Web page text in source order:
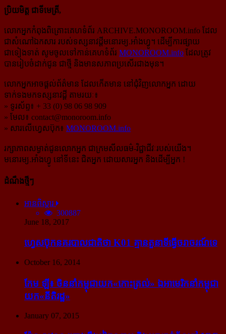
ប្រិយមិត្ត ជាទីមេត្រី,
លោកអ្នកកំពុងពិគ្រោះគេហទំព័រ ARCHIVE.MONOROOM.info ដែល
ជាសំណៅឯកសារ របស់ទស្សនាវដ្ដីមនោរម្យ.អាំងហ្វូ។ ដើម្បីការផ្សាយ
ជាទៀងទាត់ សូមចូលទៅកាន់​គេហទំព័រ MONOROOM.info ដែលត្រូវ
បានរៀបចំដាក់ជូន ជាថ្មី និងមានសភាពប្រសើរជាងមុន។
លោកអ្នកអាចផ្ដល់ព័ត៌មាន ដែលកើតមាន នៅជុំវិញលោកអ្នក ដោយ
ទាក់ទងមកទស្សនាវដ្ដី តាមរយៈ៖
» ទូរស័ព្ទ៖ + 33 (0) 98 06 98 909
» មែល៖ contact@monoroom.info
» សារលើហ្វេសប៊ុក៖ MONOROOM.info
រក្សាភាពសម្ងាត់ជូនលោកអ្នក ជាក្រមសីលធម៌-​វិជ្ជាជីវៈ​របស់យើង។
មនោរម្យ.អាំងហ្វូ នៅទីនេះ ជិតអ្នក ដោយសារអ្នក និងដើម្បីអ្នក !
ដំណឹងថ្មីៗ
អានពិស្ដារ
300887
June 18, 2017
ហ្វេសប៊ុក​នគរបាល​ជាតិ​ថា K01 គ្មាន​តួនាទី​ធ្វើ​ចរាចរណ៍​ទេ
October 16, 2014
កែម ឡី៖ ចិន​នាំ​កម្ពុជា​យក​«កោះ​ត្រល់» ឯ​អាមេរិក​នាំ​កម្ពុជា​
យក​«នីតិរដ្ឋ»
January 07, 2015